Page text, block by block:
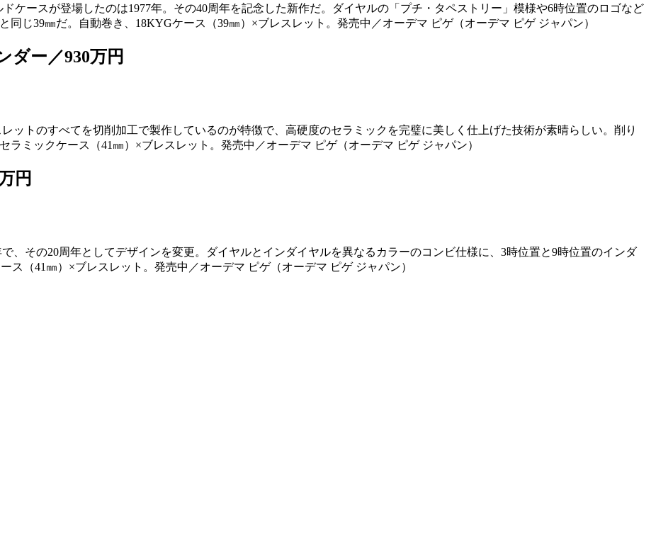
ケースが登場したのは1977年。その40周年を記念した新作だ。ダイヤルの「プチ・タペストリー」模様や6時位置のロゴなど
じ39㎜だ。自動巻き、18KYGケース（39㎜）×ブレスレット。発売中／オーデマ ピゲ（オーデマ ピゲ ジャパン）
ダー／930万円
ットのすべてを切削加工で製作しているのが特徴で、高硬度のセラミックを完璧に美しく仕上げた技術が素晴らしい。削り
ミックケース（41㎜）×ブレスレット。発売中／オーデマ ピゲ（オーデマ ピゲ ジャパン）
円
、その20周年としてデザインを変更。ダイヤルとインダイヤルを異なるカラーのコンビ仕様に、3時位置と9時位置のインダ
ス（41㎜）×ブレスレット。発売中／オーデマ ピゲ（オーデマ ピゲ ジャパン）